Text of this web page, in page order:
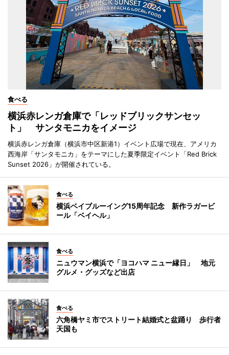
食べる
横浜赤レンガ倉庫で「レッドブリックサンセッ
ト」 サンタモニカをイメージ
横浜赤レンガ倉庫（横浜市中区新港1）イベント広場で現在、アメリカ
西海岸「サンタモニカ」をテーマにした夏季限定イベント「Red Brick
Sunset 2026」が開催されている。
食べる
横浜ベイブルーイング15周年記念 新作ラガービ
ール「ベイヘル」
食べる
ニュウマン横浜で「ヨコハマ ニュー縁日」 地元
グルメ・グッズなど出店
食べる
六角橋ヤミ市でストリート結婚式と盆踊り 歩行者
天国も